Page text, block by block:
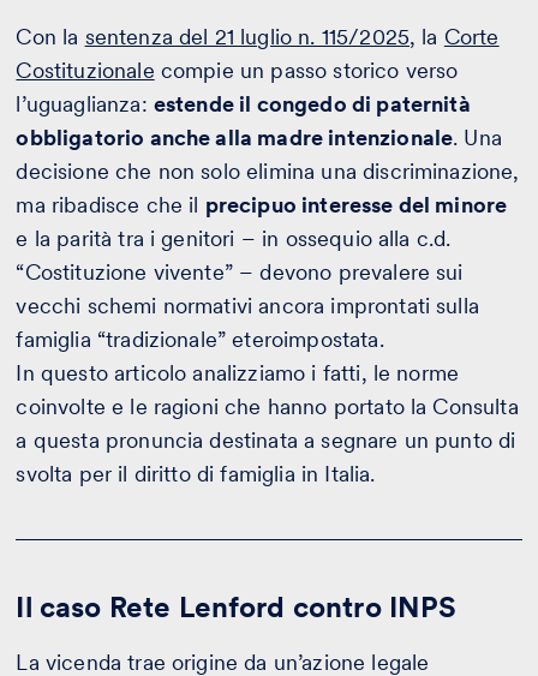
Con la sentenza del 21 luglio n. 115/2025, la Corte
Costituzionale compie un passo storico verso
l’uguaglianza: estende il congedo di paternità
obbligatorio anche alla madre intenzionale. Una
decisione che non solo elimina una discriminazione,
ma ribadisce che il precipuo interesse del minore
e la parità tra i genitori – in ossequio alla c.d.
“Costituzione vivente” – devono prevalere sui
vecchi schemi normativi ancora improntati sulla
famiglia “tradizionale” eteroimpostata.
In questo articolo analizziamo i fatti, le norme
coinvolte e le ragioni che hanno portato la Consulta
a questa pronuncia destinata a segnare un punto di
svolta per il diritto di famiglia in Italia.
Il caso Rete Lenford contro INPS
La vicenda trae origine da un’azione legale